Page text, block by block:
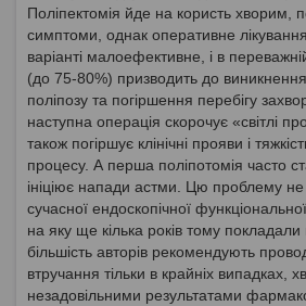
Поліпектомія йде на користь хворим,
симптоми, однак оперативне
варіанті малоефективне, і в
(до 75-80%) призводить до
поліпозу та погіршення перебігу
наступна операція скорочує «світлі
також погіршує клінічні прояви і
процесу. А перша поліпотомія часто
ініціює напади астми. Цю проблему
сучасної ендоскопічної функціональної
на яку ще кілька років тому покладали
більшість авторів рекомендують
втручання тільки в крайніх випадках,
незадовільними результатами